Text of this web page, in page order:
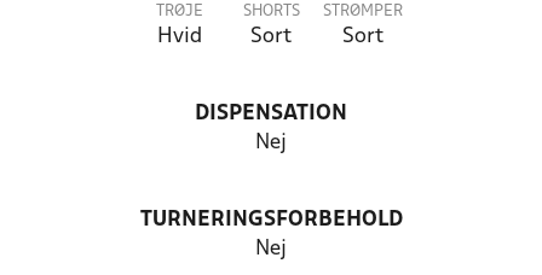
TRØJE
Hvid
SHORTS
Sort
STRØMPER
Sort
DISPENSATION
Nej
TURNERINGSFORBEHOLD
Nej